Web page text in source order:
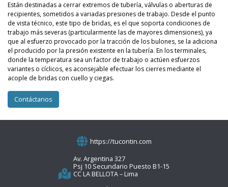
Están destinadas a cerrar extremos de tubería, válvulas o aberturas de
recipientes, sometidos a variadas presiones de trabajo. Desde el punto
de vista técnico, este tipo de bridas, es el que soporta condiciones de
trabajo más severas (particularmente las de mayores dimensiones), ya
que al esfuerzo provocado por la tracción de los bulones, se la adiciona
el producido por la presión existente en la tubería. En los terminales,
donde la temperatura sea un factor de trabajo o actúen esfuerzos
variantes o cíclicos, es aconsejable efectuar los cierres mediante el
acople de bridas con cuello y ciegas.
Contáctanos
https://tucontin.com
Av. Argentina 327
Psj 10 Secundario Puesto B1-15
CC LA BELLOTA – Lima